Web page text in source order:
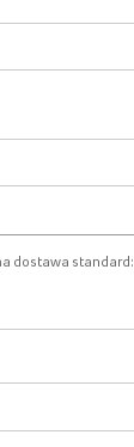
dostawa standard: